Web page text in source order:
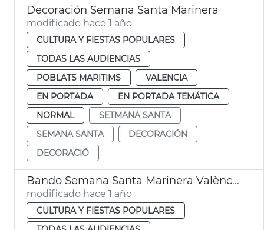
Decoración Semana Santa Marinera
modificado hace 1 año
CULTURA Y FIESTAS POPULARES
TODAS LAS AUDIENCIAS
POBLATS MARITIMS
VALENCIA
EN PORTADA
EN PORTADA TEMÁTICA
NORMAL
SETMANA SANTA
SEMANA SANTA
DECORACIÓN
DECORACIÓ
Bando Semana Santa Marinera València
modificado hace 1 año
CULTURA Y FIESTAS POPULARES